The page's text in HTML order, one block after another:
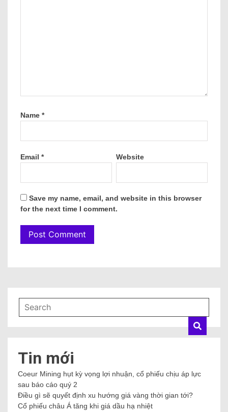
Name *
Email * Website
Save my name, email, and website in this browser
for the next time I comment.
Tin mới
Coeur Mining hụt kỳ vọng lợi nhuận, cổ phiếu chịu áp lực
sau báo cáo quý 2
Điều gì sẽ quyết định xu hướng giá vàng thời gian tới?
Cổ phiếu châu Á tăng khi giá dầu hạ nhiệt